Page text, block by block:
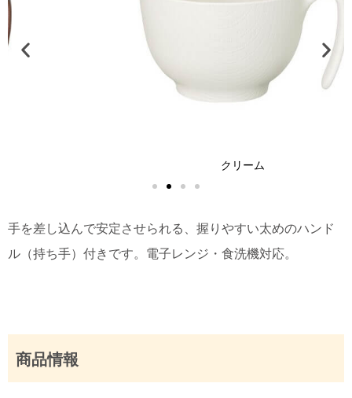
手を差し込んで安定させられる、握りやすい太めのハンド
ル（持ち手）付きです。電子レンジ・食洗機対応。
商品情報